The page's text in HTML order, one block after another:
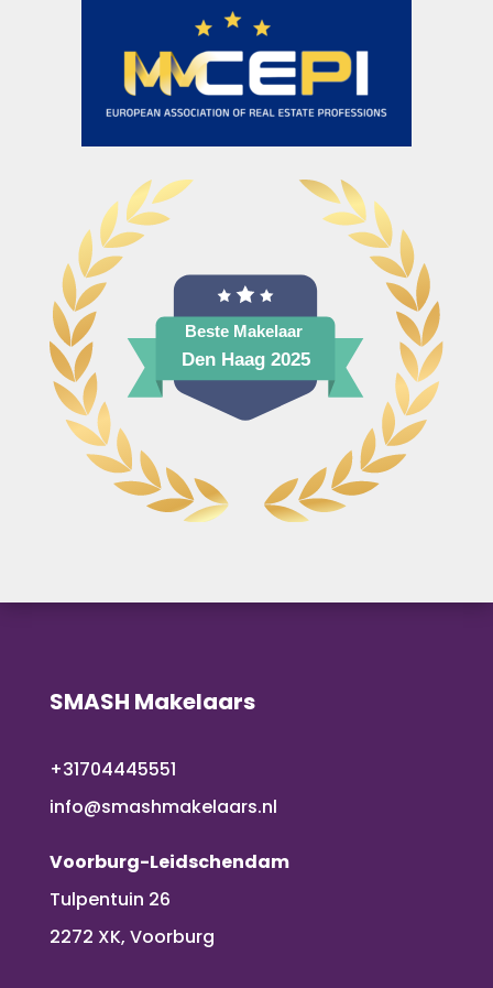
SMASH Makelaars
+31704445551
info@smashmakelaars.nl
Voorburg-Leidschendam
Tulpentuin 26
2272 XK, Voorburg